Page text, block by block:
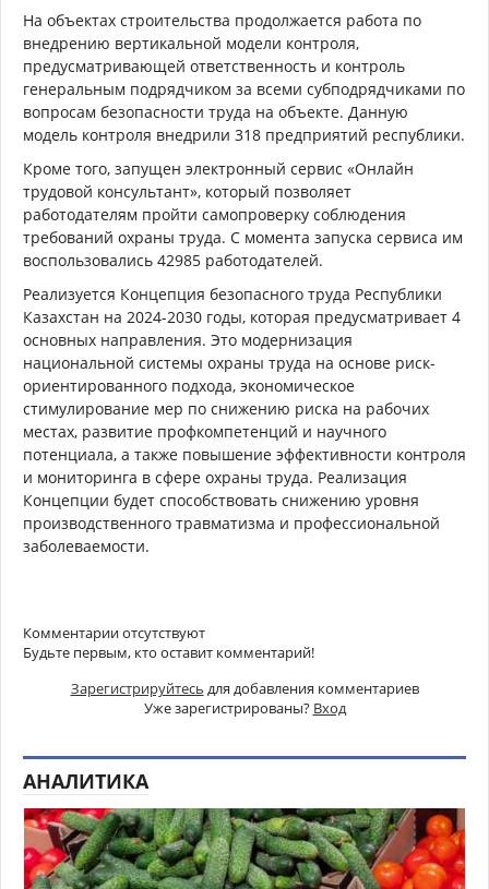
На объектах строительства продолжается работа по
внедрению вертикальной модели контроля,
предусматривающей ответственность и контроль
генеральным подрядчиком за всеми субподрядчиками по
вопросам безопасности труда на объекте. Данную
модель контроля внедрили 318 предприятий республики.
Кроме того, запущен электронный сервис «Онлайн
трудовой консультант», который позволяет
работодателям пройти самопроверку соблюдения
требований охраны труда. С момента запуска сервиса им
воспользовались 42985 работодателей.
Реализуется Концепция безопасного труда Республики
Казахстан на 2024-2030 годы, которая предусматривает 4
основных направления. Это модернизация
национальной системы охраны труда на основе риск-
ориентированного подхода, экономическое
стимулирование мер по снижению риска на рабочих
местах, развитие профкомпетенций и научного
потенциала, а также повышение эффективности контроля
и мониторинга в сфере охраны труда. Реализация
Концепции будет способствовать снижению уровня
производственного травматизма и профессиональной
заболеваемости.
Комментарии отсутствуют
Будьте первым, кто оставит комментарий!
Зарегистрируйтесь для добавления комментариев
Уже зарегистрированы? Вход
АНАЛИТИКА